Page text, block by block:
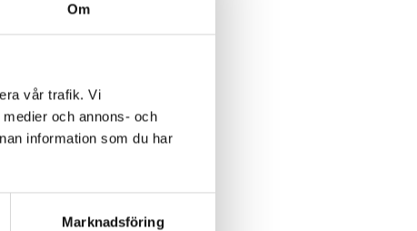
Om
vår trafik. Vi
och annons- och
information som du har
Marknadsföring
Ettehad, Erik